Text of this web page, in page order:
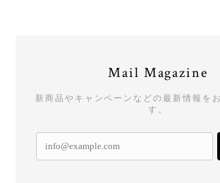
Mail Magazine
新商品やキャンペーンなどの最新情報を
す。